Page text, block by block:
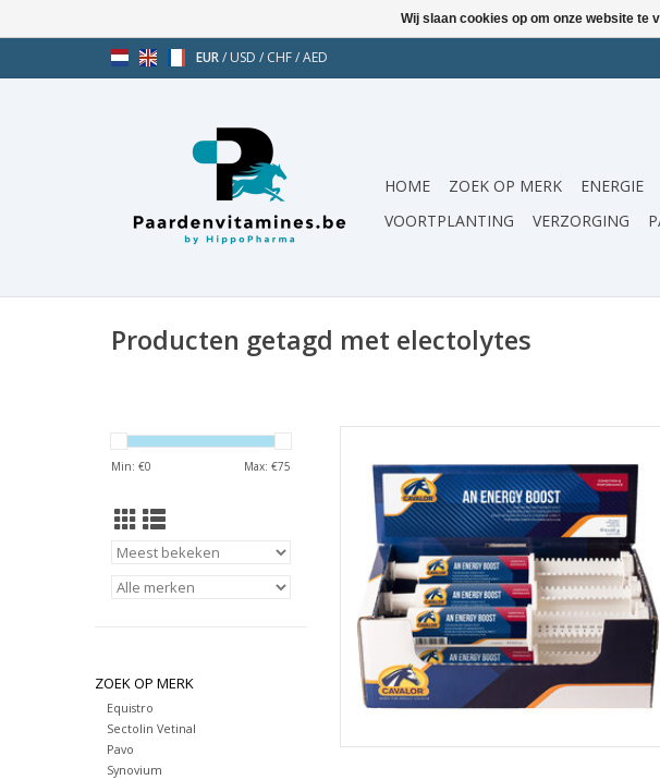
EUR/ USD / CHF/AED
HOME ZOEK OP MERK ENERGIE
VOORTPLANTING
VERZORGING
Producten getagd met electolytes
Min: €0 Max: €75
ZOEK OP MERK
Equistro
Sectolin Vetinal
Pavo
Synovium
Boost bevat een mix van hoogwaardige
elektrolyten, vitaminen, aminozuren, suikers en
zout, deze zijn belangrijk voor het lichaam van uw
paard tijdens sportprestati
TOEVOEGEN AAN WINKELWAGEN
Wij slaan cookies op om onze website te